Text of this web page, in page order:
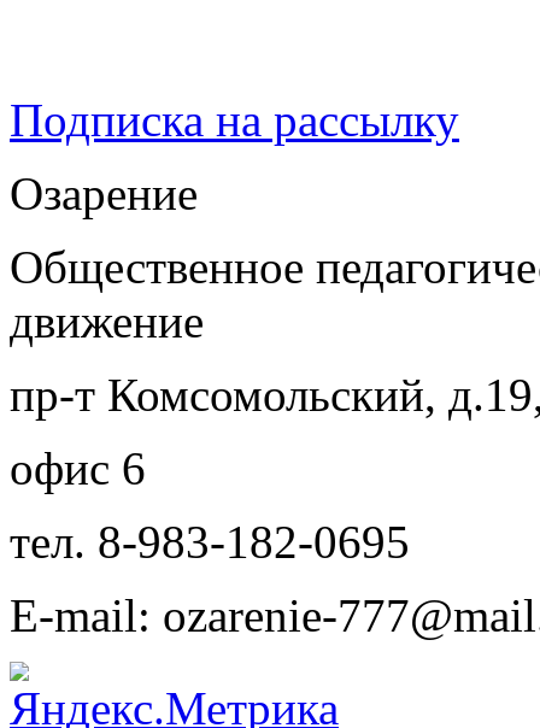
Подписка на рассылку
Озарение
Общественное
движение
пр-т Комсомольский,
офис 6
тел. 8-983-182-0695
E-mail: ozarenie-